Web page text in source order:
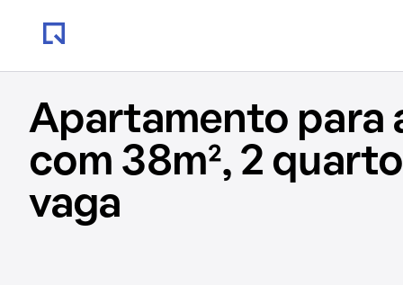
Apartamento para
com 38m², 2
vaga